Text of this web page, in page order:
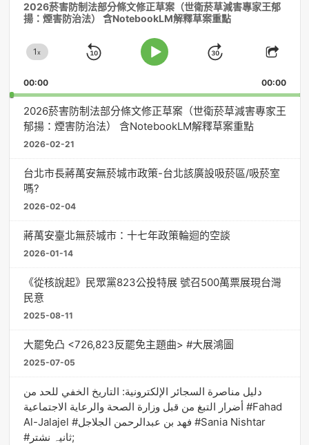
2026菸害防制法部分條文修正草案（世衛菸草減害專家王郁
揚：煙害防治法） 含NotebookLM解釋草案重點
Change
Rate
1x
Skip
Play
Jump
Forward
Share
00:00 00:00
2026菸害防制法部分條文修正草案（世衛菸草減害專家王
郁揚：煙害防治法） 含NotebookLM解釋草案重點
2026-02-21
台北市長蔣萬安無菸城市政策-台北該廣設吸菸區/吸菸室
嗎?
2026-02-04
蔣萬安臺北無菸城市：十七年政策輪迴的空談
2026-01-14
《從核說起》民眾黨823公投特展 號召500萬票展現台灣
民意
2025-08-11
大罷免凸 <726,823反罷免主題曲> #大展鴻圖
2025-07-05
دليل مناصرة السجائر الإلكترونية: التاريخ الخفي للحد من
أضرار التبغ من قبل وزارة الصحة والرعاية الاجتماعية #Fahad
Al-Jalajel #فهد بن عبدالرحمن الجلاجل #Sania Nishtar
#ثانیہ نشتر;